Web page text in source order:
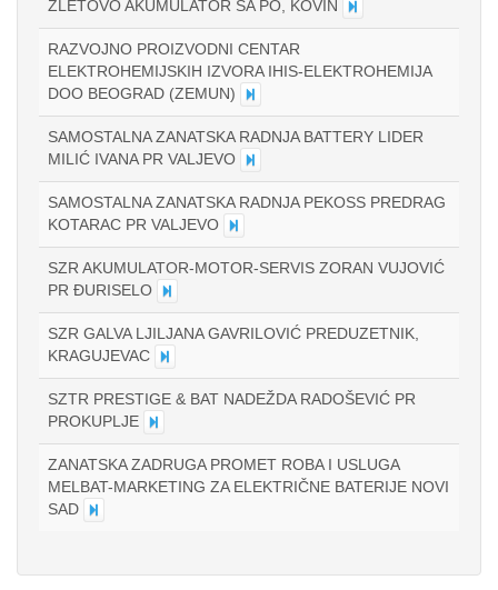
ZLETOVO AKUMULATOR SA PO, KOVIN
RAZVOJNO PROIZVODNI CENTAR
ELEKTROHEMIJSKIH IZVORA IHIS-ELEKTROHEMIJA
DOO BEOGRAD (ZEMUN)
SAMOSTALNA ZANATSKA RADNJA BATTERY LIDER
MILIĆ IVANA PR VALJEVO
SAMOSTALNA ZANATSKA RADNJA PEKOSS PREDRAG
KOTARAC PR VALJEVO
SZR AKUMULATOR-MOTOR-SERVIS ZORAN VUJOVIĆ
PR ÐURISELO
SZR GALVA LJILJANA GAVRILOVIĆ PREDUZETNIK,
KRAGUJEVAC
SZTR PRESTIGE & BAT NADEŽDA RADOŠEVIĆ PR
PROKUPLJE
ZANATSKA ZADRUGA PROMET ROBA I USLUGA
MELBAT-MARKETING ZA ELEKTRIČNE BATERIJE NOVI
SAD